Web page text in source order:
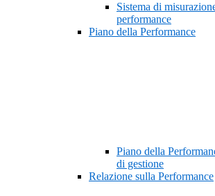
Sistema di
performance
Piano della Performance
Piano della
di gestione
Relazione sulla Performance